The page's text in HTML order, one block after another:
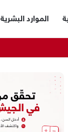
الموارد البشرية